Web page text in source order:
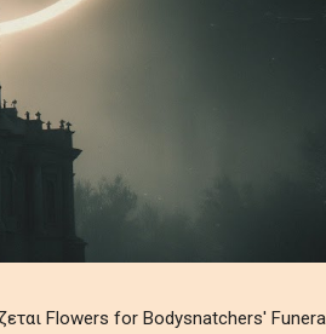
Flowers for Bodysnatchers'